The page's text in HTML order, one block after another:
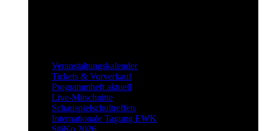
Veranstaltungskalender
Tickets & Vorverkauf
Programmheft aktuell
Live-Mitschnitte
Schauspielschultreffen
Internationale Tagung EWK
StäKo 2026